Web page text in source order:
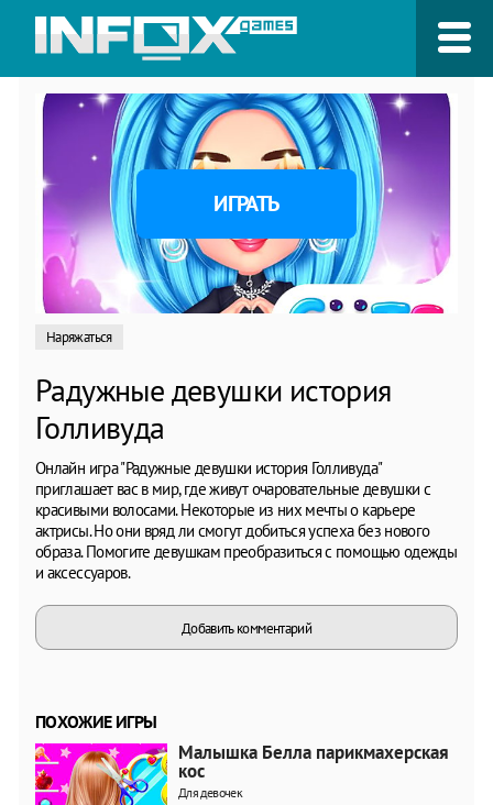
ИГРАТЬ
Наряжаться
Радужные девушки история
Голливуда
Онлайн игра "Радужные девушки история Голливуда"
приглашает вас в мир, где живут очаровательные девушки с
красивыми волосами. Некоторые из них мечты о карьере
актрисы. Но они вряд ли смогут добиться успеха без нового
образа. Помогите девушкам преобразиться с помощью одежды
и аксессуаров.
Добавить комментарий
ПОХОЖИЕ ИГРЫ
Малышка Белла парикмахерская
кос
Для девочек